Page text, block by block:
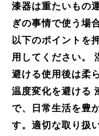
漆器は重たいもの
ぎの事情で使う場
以下のポイントを
用してください。
避ける使用後は柔
温度変化を避ける
で、日常生活を豊
す。適切な取り扱